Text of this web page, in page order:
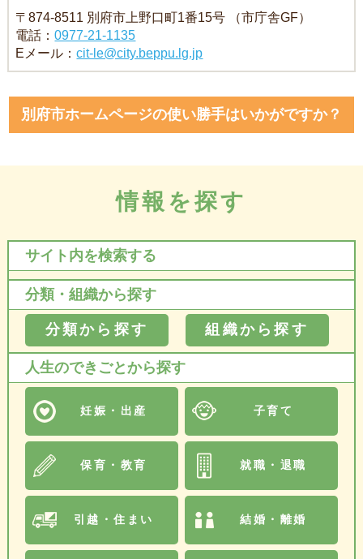
〒874-8511 別府市上野口町1番15号 （市庁舎GF）
電話：0977-21-1135
Eメール：cit-le@city.beppu.lg.jp
別府市ホームページの使い勝手はいかがですか？
情報を探す
サイト内を検索する
分類・組織から探す
分類から探す 組織から探す
人生のできごとから探す
妊娠・出産 子育て
保育・教育 就職・退職
引越・住まい 結婚・離婚